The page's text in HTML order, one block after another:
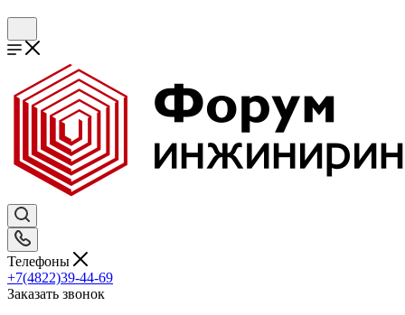
Телефоны
+7(4822)39-44-69
Заказать звонок